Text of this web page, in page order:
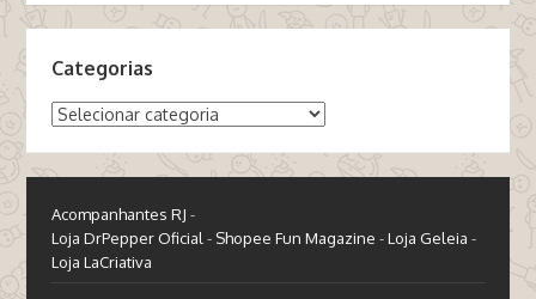
Categorias
Categorias
Acompanhantes RJ -
Loja DrPepper Oficial - Shopee Fun Magazine -Loja Geleia -
Loja LaCriativa